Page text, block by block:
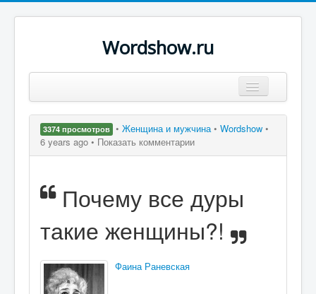
Wordshow.ru
Популярные цитаты
Поиск
3374 просмотров • Женщина и мужчина• Wordshow •
6 years ago • Показать комментарии
Почему все дуры
такие женщины?!
Фаина Раневская